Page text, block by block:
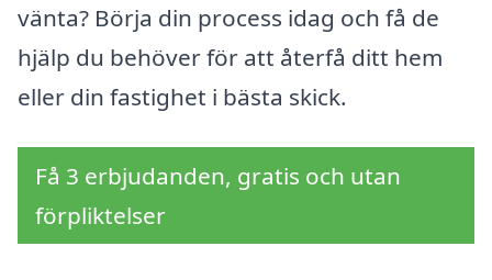
vänta? Börja din process idag och få de
hjälp du behöver för att återfå ditt hem
eller din fastighet i bästa skick.
Få 3 erbjudanden, gratis och utan
förpliktelser